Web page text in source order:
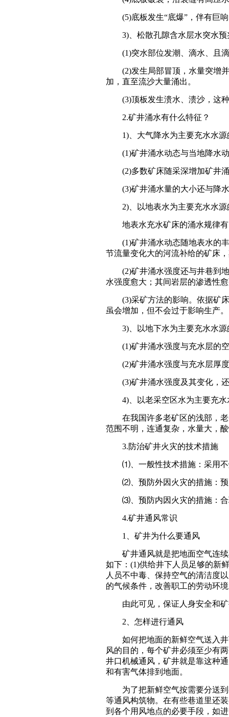
(5)底板发生“底爆”，伴有巨响
3)、松散孔隙含水层水突水预
(1)突水部位发潮、滴水、且滴
(2)发生局部冒顶，水量突增并
加，直至流沙大量涌出。
(3)顶板发生溃水、溃沙，这种
2.矿井涌水有什么特征？
1)、大气降水为主要充水水源
(1)矿井涌水动态与当地降水动
(2)多数矿床随采深增加矿井涌
(3)矿井涌水量的大小还与降水
2)、以地表水为主要充水水源
地表水充水矿床的涌水规律有
(1)矿井涌水动态随地表水的丰
节流量变化大的河流补给的矿床
(2)矿井涌水强度还与井巷到地
水强度愈大；其间岩层的渗透性
(3)采矿方法的影响。依据矿床
虽会增加，但不会过于影响生产。
3)、以地下水为主要充水水源
(1)矿井涌水强度与充水层的空
(2)矿井涌水强度与充水层厚度
(3)矿井涌水强度及其变化，还
4)、以老采空区水为主要充水
在我国许多老矿区的浅部，老
范围不明，连通复杂，水量大，
3.防治矿井火灾的技术措施
⑴、一般性技术措施：采用不
⑵、预防外因火灾的措施：预
⑶、预防内因火灾的措施：合
4.矿井通风常识
1、矿井为什么要通风
矿井通风就是把地面空气连续
如下：(1)供给井下人员足够的新
人员不中毒、保持空气的清洁度
的气候条件，改善职工的劳动环
由此可见，保证人身安全和矿
2、怎样进行通风
如何把地面的新鲜空气送入井
风的目的，每个矿井必须至少有
井口机械通风，矿井就是靠这种
和有害气体排到地面。
为了把新鲜空气按需要分送到
等通风构筑物。在有些巷道里还
到各个用风地点的必要手段，如